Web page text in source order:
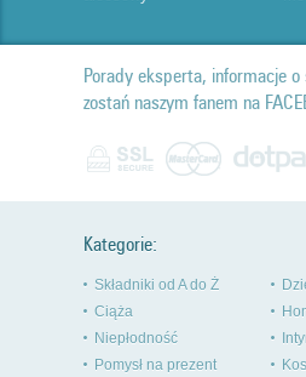
Porady eksperta, informacje
zostań naszym fanem na
Kategorie:
Składniki od A do Ż
Ciąża
Niepłodność
Pomysł na prezent